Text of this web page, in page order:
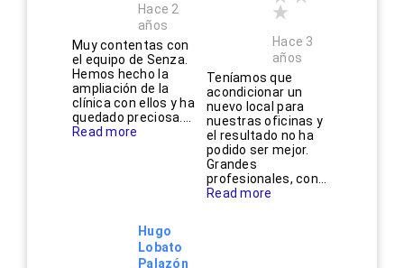
Hace 2
años
Muy contentas con
el equipo de Senza.
Hemos hecho la
ampliación de la
clínica con ellos y ha
quedado preciosa....
Read more
Hace 3
años
Teníamos que
acondicionar un
nuevo local para
nuestras oficinas y
el resultado no ha
podido ser mejor.
Grandes
profesionales, con...
Read more
Hugo
Lobato
Palazón